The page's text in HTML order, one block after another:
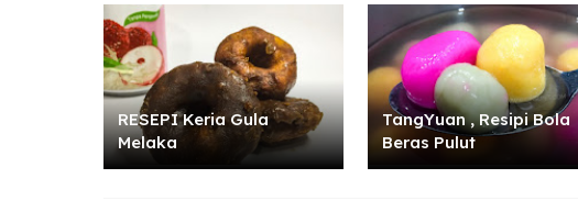
RESEPI Keria Gula
Melaka
TangYuan , Resipi Bola
Beras Pulut